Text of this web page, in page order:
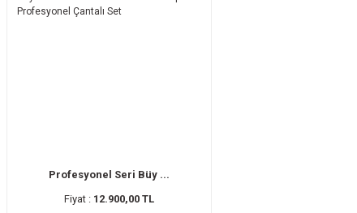
Profesyonel Seri Büy ...
Fiyat : 12.900,00 TL